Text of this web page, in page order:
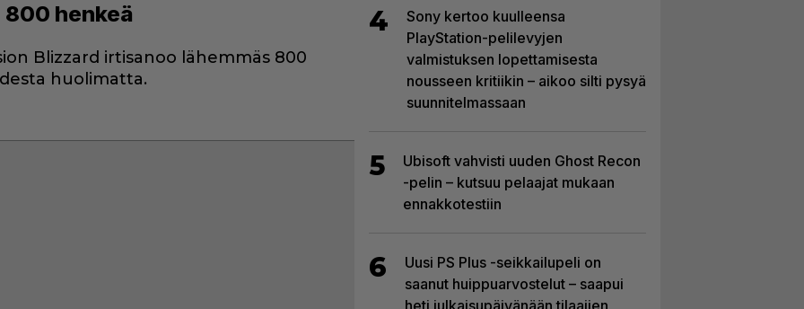
henkeä
Blizzard irtisanoo lähemmäs 800
huolimatta.
4
Sony kertoo kuulleensa
PlayStation-pelilevyjen
valmistuksen lopettamisesta
nousseen kritiikin – aikoo silti pysyä
suunnitelmassaan
5
Ubisoft vahvisti uuden Ghost Recon
-pelin – kutsuu pelaajat mukaan
ennakkotestiin
6
Uusi PS Plus -seikkailupeli on
saanut huippuarvostelut – saapui
heti julkaisupäivänään tilaajien